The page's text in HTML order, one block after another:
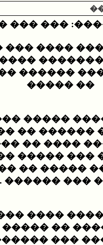
���
���� ����
�������
����
�� �����
�����
������
����
�� ���
�����
��� ���
����� ����
���� ��
���